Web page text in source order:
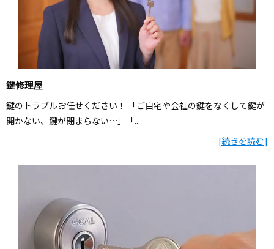
鍵修理屋
鍵のトラブルお任せください！ 「ご自宅や会社の鍵をなくして鍵が
開かない、鍵が閉まらない…」「...
[続きを読む]